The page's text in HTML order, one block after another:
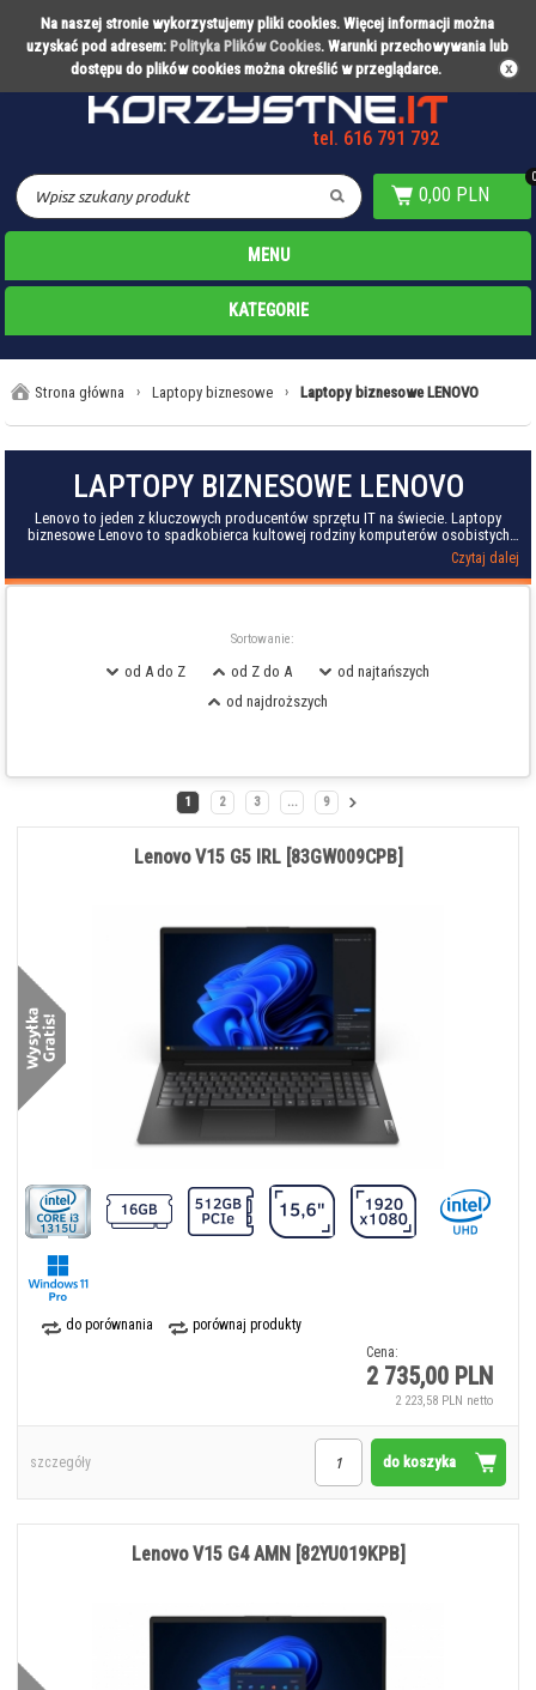
Na naszej stronie wykorzystujemy pliki cookies. Więcej informacji można
uzyskać pod adresem: Polityka Plików Cookies. Warunki przechowywania lub
dostępu do plików cookies można określić w przeglądarce.
Partner technologiczny Warty Poznań
tel. 616 791 792
0,00 PLN
0
MENU
KATEGORIE
Strona główna › Laptopy biznesowe › Laptopy biznesowe LENOVO
LAPTOPY BIZNESOWE LENOVO
Lenovo to jeden z kluczowych producentów sprzętu IT na świecie. Laptopy
biznesowe Lenovo to spadkobierca kultowej rodziny komputerów osobistych
IBM - ThinkPad. Czy Chińskiemu producentowi udało się podtrzymać renomę
Pierwszy ThinkPad został zaprezentowany w kwietniu 1992 roku – nosił nazwę
przy testach nowego ThinkPada poprosił archeologów prowadzących badania w
letnich egipskich wykopalisk. Pozwoliło to laptopom ThinkPad zebrać ponad 300
prestiżowych nagród za wygląd i jakość wykonania.
O ThinkPadzie można było wówczas śmiało powiedzieć, że to kosmiczny laptop.
kultowy manipulator TrackPoint, podświetlenie klawiatury ThinkLight, Active
Protection System chroniący dysk przed uszkodzeniem, specjalną obudowę
chroniącą przed zalaniem poprzez odprowadzanie cieczy na spód laptopa oraz
Laptopy biznesowe Lenovo ThinkPad wyróżnia kultowy design, który chociaż
ewoluuje, wciąż nawiązuje do legendarnego protoplasty stworzonego przez
najtańszego producenta laptopów biznesowych na rynku. Postanowiło utrzymać
dobre imię ThinkPada i skupić się na klientach, którzy wymagają wysokiej
jakości.
Zapraszamy do zapoznania się z ofertą laptopów biznesowych Lenovo ThinkPad
prezentowaną przez Korzystne.IT. W naszej ofercie znajdziecie Państwo mobilne
stacje robocze Lenovo ThinkPad P – wyposażone w wydajne procesory,
profesjonalne karty graficzne nVidia Quadro, oraz dobrej jakości matryce
zapewniające wysokie odwzorowanie palet barw; kompaktowe ultrabooki
Lenovo ThinkPad X – stawiające na minimalizację rozmiarów i wagi, zawierają
m.in. wykonane z włókna węglowego X1 Carbon; klasyczne laptopy biznesowe
rodzin Lenovo ThinkPad T oraz Lenovo ThinkPad L posiadają zabezpieczenia
niezbędne do pracy w środowisku korporacyjnym; a także podstawowe modele
z serii ThinkPad E oraz Essential, w których istotnym argumentem jest kompromis
konfiguracji sprzętowych. Jeżeli laptop biznesowy Lenovo, którego Państwo
szukacie nie znajduje się na naszej stronie, zapraszamy do kontaktu
telefonicznego lub mailowego w celu przygotowania indywidualnej konfiguracji.
Czytaj dalej
Sortowanie:
od A do Z od Z do A
od najtańszych
od najdroższych
1 2 3 ... 9
do porównania
porównaj produkty
Cena:
2 735,00 PLN
2 223,58 PLN netto
Lenovo V15 G5 IRL [83GW009CPB]
do koszyka
szczegóły
Lenovo V15 G4 AMN [82YU019KPB]